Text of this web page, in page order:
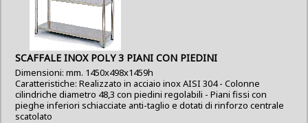
SCAFFALE INOX POLY 3 PIANI CON PIEDINI
Dimensioni: mm. 1450x498x1459h
Caratteristiche: Realizzato in acciaio inox AISI 304 - Colonne
cilindriche diametro 48,3 con piedini regolabili - Piani fissi con
pieghe inferiori schiacciate anti-taglio e dotati di rinforzo centrale
scatolato